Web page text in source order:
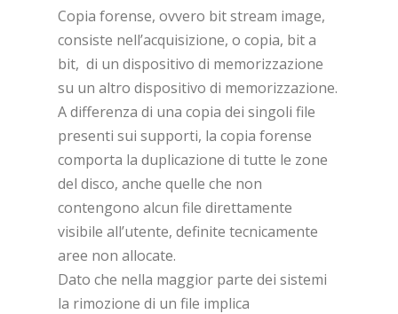
Copia forense, ovvero bit stream image,
consiste nell’acquisizione, o copia, bit a
bit, di un dispositivo di memorizzazione
su un altro dispositivo di memorizzazione.
A differenza di una copia dei singoli file
presenti sui supporti, la copia forense
comporta la duplicazione di tutte le zone
del disco, anche quelle che non
contengono alcun file direttamente
visibile all’utente, definite tecnicamente
aree non allocate.
Dato che nella maggior parte dei sistemi
la rimozione di un file implica